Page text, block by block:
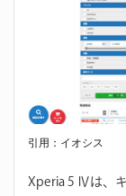
引用：イオシス
Xperia 5 Ⅳは、